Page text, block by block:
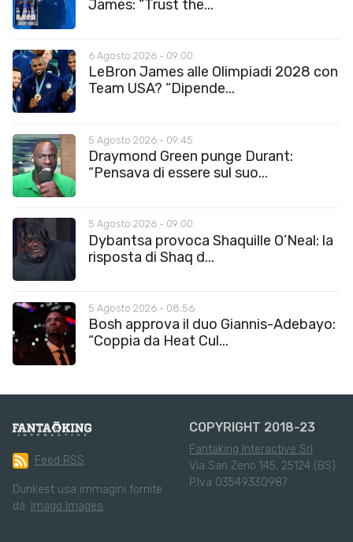
James: “Trust the...
6 Agosto 2026 - 09:00
LeBron James alle Olimpiadi 2028 con
Team USA? “Dipende...
5 Agosto 2026 - 09:45
Draymond Green punge Durant:
“Pensava di essere sul suo...
5 Agosto 2026 - 09:00
Dybantsa provoca Shaquille O’Neal: la
risposta di Shaq d...
5 Agosto 2026 - 08:56
Bosh approva il duo Giannis-Adebayo:
“Coppia da Heat Cul...
Feed RSS
Dunkest usa immagini fornite
da: Imago Images
COPYRIGHT 2018-23
Fantaking Interactive Srl
Via San Zeno 145, 25124 (BS)
P.Iva 03549330987